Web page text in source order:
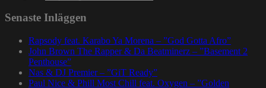
Senaste Inläggen
Rapsody feat. Karabo Ya Morena – ”God Gotta Afro”
John Brown The Rapper & Da Beatminerz – ”Basement 2
Penthouse”
Nas & DJ Premier – ”GiT Ready”
Paul Nice & Phill Most Chill feat. Oxygen – ”Golden